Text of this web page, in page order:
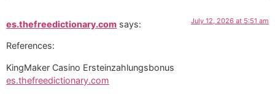
es.thefreedictionary.com says: July 12, 2026 at 5:51 am
References:
KingMaker Casino Ersteinzahlungsbonus
es.thefreedictionary.com